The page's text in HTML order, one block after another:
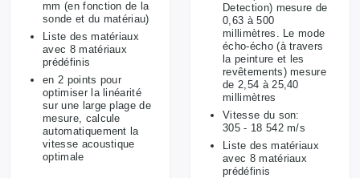
mm (en fonction de la
sonde et du matériau)
Liste des matériaux
avec 8 matériaux
prédéfinis
en 2 points pour
optimiser la linéarité
sur une large plage de
mesure, calcule
automatiquement la
vitesse acoustique
optimale
Detection) mesure de
0,63 à 500
millimètres. Le mode
écho-écho (à travers
la peinture et les
revêtements) mesure
de 2,54 à 25,40
millimètres
Vitesse du son:
305 - 18 542 m/s
Liste des matériaux
avec 8 matériaux
prédéfinis